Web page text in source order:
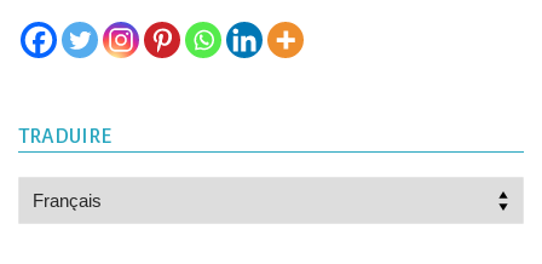
TRADUIRE